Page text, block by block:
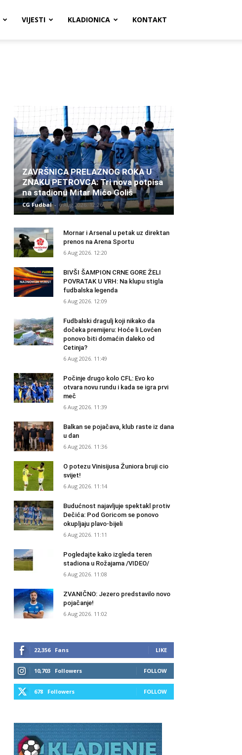
VIJESTI KLADIONICA KONTAKT
ZAVRŠNICA PRELAZNOG ROKA U
ZNAKU PETROVCA: Tri nova potpisa
na stadionu Mitar Mićo Goliš
CG Fudbal - 6 Aug 2026. 12:26
Mornar i Arsenal u petak uz direktan
prenos na Arena Sportu
6 Aug 2026. 12:20
BIVŠI ŠAMPION CRNE GORE ŽELI
POVRATAK U VRH: Na klupu stigla
fudbalska legenda
6 Aug 2026. 12:09
Fudbalski dragulj koji nikako da
dočeka premijeru: Hoće li Lovćen
ponovo biti domaćin daleko od
Cetinja?
6 Aug 2026. 11:49
Počinje drugo kolo CFL: Evo ko
otvara novu rundu i kada se igra prvi
meč
6 Aug 2026. 11:39
Balkan se pojačava, klub raste iz dana
u dan
6 Aug 2026. 11:36
O potezu Vinisijusa Žuniora bruji cio
svijet!
6 Aug 2026. 11:14
Budućnost najavljuje spektakl protiv
Dečića: Pod Goricom se ponovo
okupljaju plavo-bijeli
6 Aug 2026. 11:11
Pogledajte kako izgleda teren
stadiona u Rožajama /VIDEO/
6 Aug 2026. 11:08
ZVANIČNO: Jezero predstavilo novo
pojačanje!
6 Aug 2026. 11:02
22,356 Fans LIKE
10,703 Followers FOLLOW
678 Followers FOLLOW